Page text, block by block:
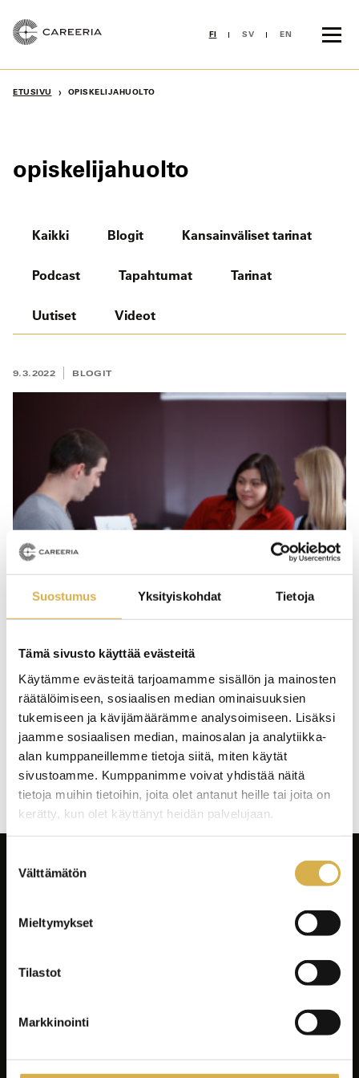
Suostumus Yksityiskohdat Tietoja
Tämä sivusto käyttää evästeitä
Käytämme evästeitä tarjoamamme sisällön ja mainosten
räätälöimiseen, sosiaalisen median ominaisuuksien
tukemiseen ja kävijämäärämme analysoimiseen. Lisäksi
jaamme sosiaalisen median, mainosalan ja analytiikka-
alan kumppaneillemme tietoja siitä, miten käytät
sivustoamme. Kumppanimme voivat yhdistää näitä
tietoja muihin tietoihin, joita olet antanut heille tai joita on
kerätty, kun olet käyttänyt heidän palvelujaan.
valinta
Välttämätön
Mieltymykset
Tilastot
Markkinointi
sisältöön
FI SV EN
ETUSIVU › OPISKELIJAHUOLTO
opiskelijahuolto
Kaikki Blogit Kansainväliset tarinat
Podcast Tapahtumat Tarinat
Uutiset Videot
9.3.2022 BLOGIT
Opiskelun esteitä taklaamassa, lyhyt katsaus
maahanmuuttajakoulutuksen
opiskeluhuoltotyöstä
Artikkelien
selaus
Tiktok Spotify